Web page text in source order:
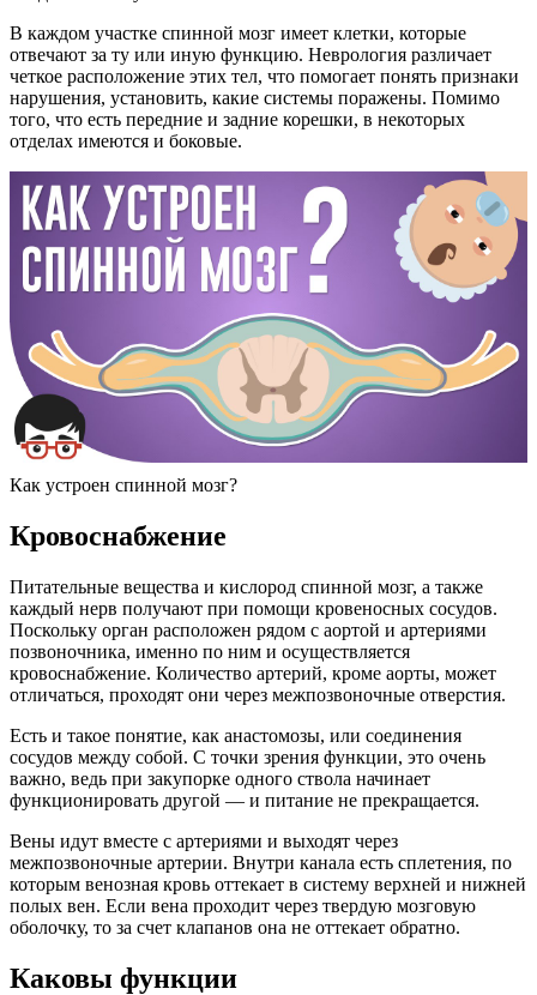
В каждом участке спинной мозг имеет клетки, которые
отвечают за ту или иную функцию. Неврология различает
четкое расположение этих тел, что помогает понять признаки
нарушения, установить, какие системы поражены. Помимо
того, что есть передние и задние корешки, в некоторых
отделах имеются и боковые.
Как устроен спинной мозг?
Кровоснабжение
Питательные вещества и кислород спинной мозг, а также
каждый нерв получают при помощи кровеносных сосудов.
Поскольку орган расположен рядом с аортой и артериями
позвоночника, именно по ним и осуществляется
кровоснабжение. Количество артерий, кроме аорты, может
отличаться, проходят они через межпозвоночные отверстия.
Есть и такое понятие, как анастомозы, или соединения
сосудов между собой. С точки зрения функции, это очень
важно, ведь при закупорке одного ствола начинает
функционировать другой — и питание не прекращается.
Вены идут вместе с артериями и выходят через
межпозвоночные артерии. Внутри канала есть сплетения, по
которым венозная кровь оттекает в систему верхней и нижней
полых вен. Если вена проходит через твердую мозговую
оболочку, то за счет клапанов она не оттекает обратно.
Каковы функции